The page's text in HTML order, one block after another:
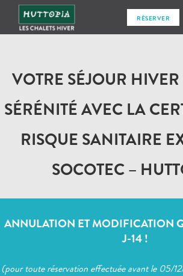
RÉSERVER
VOTRE SÉJOUR
SÉRÉNITÉ AVEC LA
RISQUE SANITAIRE
SOCOTEC –
ANNULATION ET MODIFICATION
J-14 !
(pour toute réservation effectuée avant le 05/